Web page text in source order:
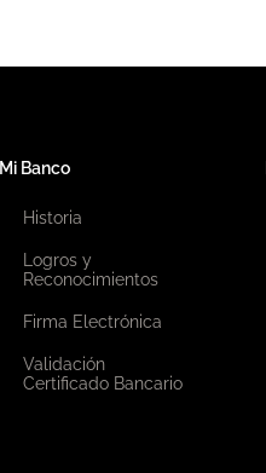
Mi Banco
Historia
Logros y
Reconocimientos
Firma Electrónica
Validación
Certificado Bancario